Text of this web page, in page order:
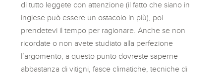
di tutto leggete con attenzione (il fatto che siano in
inglese può essere un ostacolo in più), poi
prendetevi il tempo per ragionare. Anche se non
ricordate o non avete studiato alla perfezione
l’argomento, a questo punto dovreste saperne
abbastanza di vitigni, fasce climatiche, tecniche di